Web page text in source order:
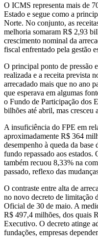
O ICMS representa mais de
Estado e segue como a
Norte. No conjunto, as
melhoria somaram R$ 2,93
crescimento nominal da
fiscal enfrentado pela gestão
O principal ponto de pressão
realizada e a receita prevista
arrecadado mais que no ano
que esperava em algumas
o Fundo de Participação dos
bilhões até abril, mas cresceu
A insuficiência do FPE em
aproximadamente R$ 364
desempenho à queda da
fundo repassado aos
também recuou 8,33% na
passado, reflexo das
O contraste entre alta de
no novo decreto de limitação
Oficial de 30 de maio. A
R$ 497,4 milhões, dos quais
Executivo. O decreto atinge
fundações, empresas